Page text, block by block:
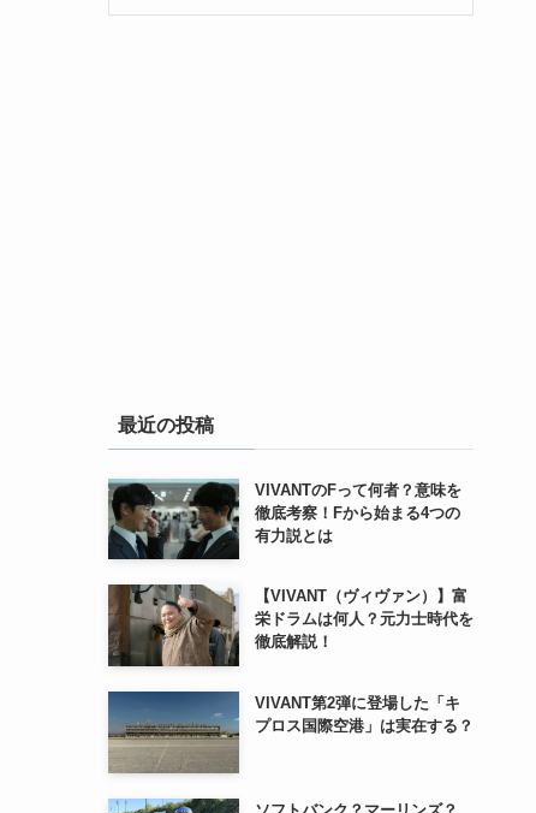
最近の投稿
VIVANTのFって何者？意味を
徹底考察！Fから始まる4つの
有力説とは
【VIVANT（ヴィヴァン）】富
栄ドラムは何人？元力士時代を
徹底解説！
VIVANT第2弾に登場した「キ
プロス国際空港」は実在する？